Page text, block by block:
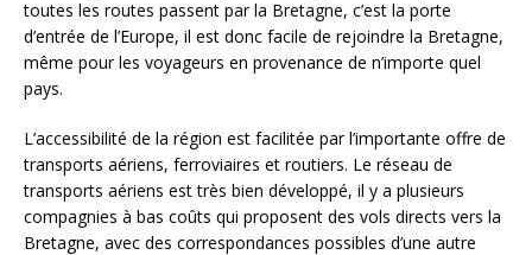
toutes les routes passent par la Bretagne, c’est la porte
d’entrée de l’Europe, il est donc facile de rejoindre la Bretagne,
même pour les voyageurs en provenance de n’importe quel
pays.
L’accessibilité de la région est facilitée par l’importante offre de
transports aériens, ferroviaires et routiers. Le réseau de
transports aériens est très bien développé, il y a plusieurs
compagnies à bas coûts qui proposent des vols directs vers la
Bretagne, avec des correspondances possibles d’une autre